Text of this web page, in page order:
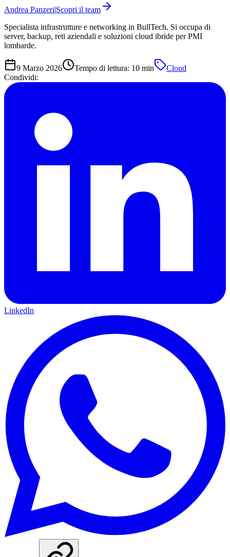
Andrea Panzeri|Scopri il team
Specialista infrastrutture e networking in BullTech. Si occupa di
server, backup, reti aziendali e soluzioni cloud ibride per PMI
lombarde.
9 Marzo 2026 Tempo di lettura: 10 min
Cloud
Condividi:
LinkedIn